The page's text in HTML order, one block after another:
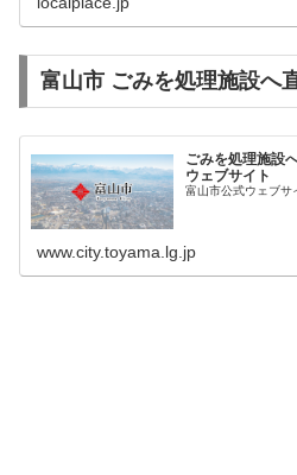
富山市 ごみを処理施設へ
ごみを処理施設
ウェブサイト
富山市公式ウェブサ
www.city.toyama.lg.jp